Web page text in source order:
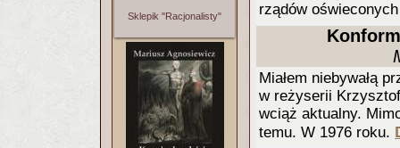
Sklepik "Racjonalisty"
rządów
Miałem niebywałą
w reżyserii
wciąż aktualny.
temu. W 1976 roku.